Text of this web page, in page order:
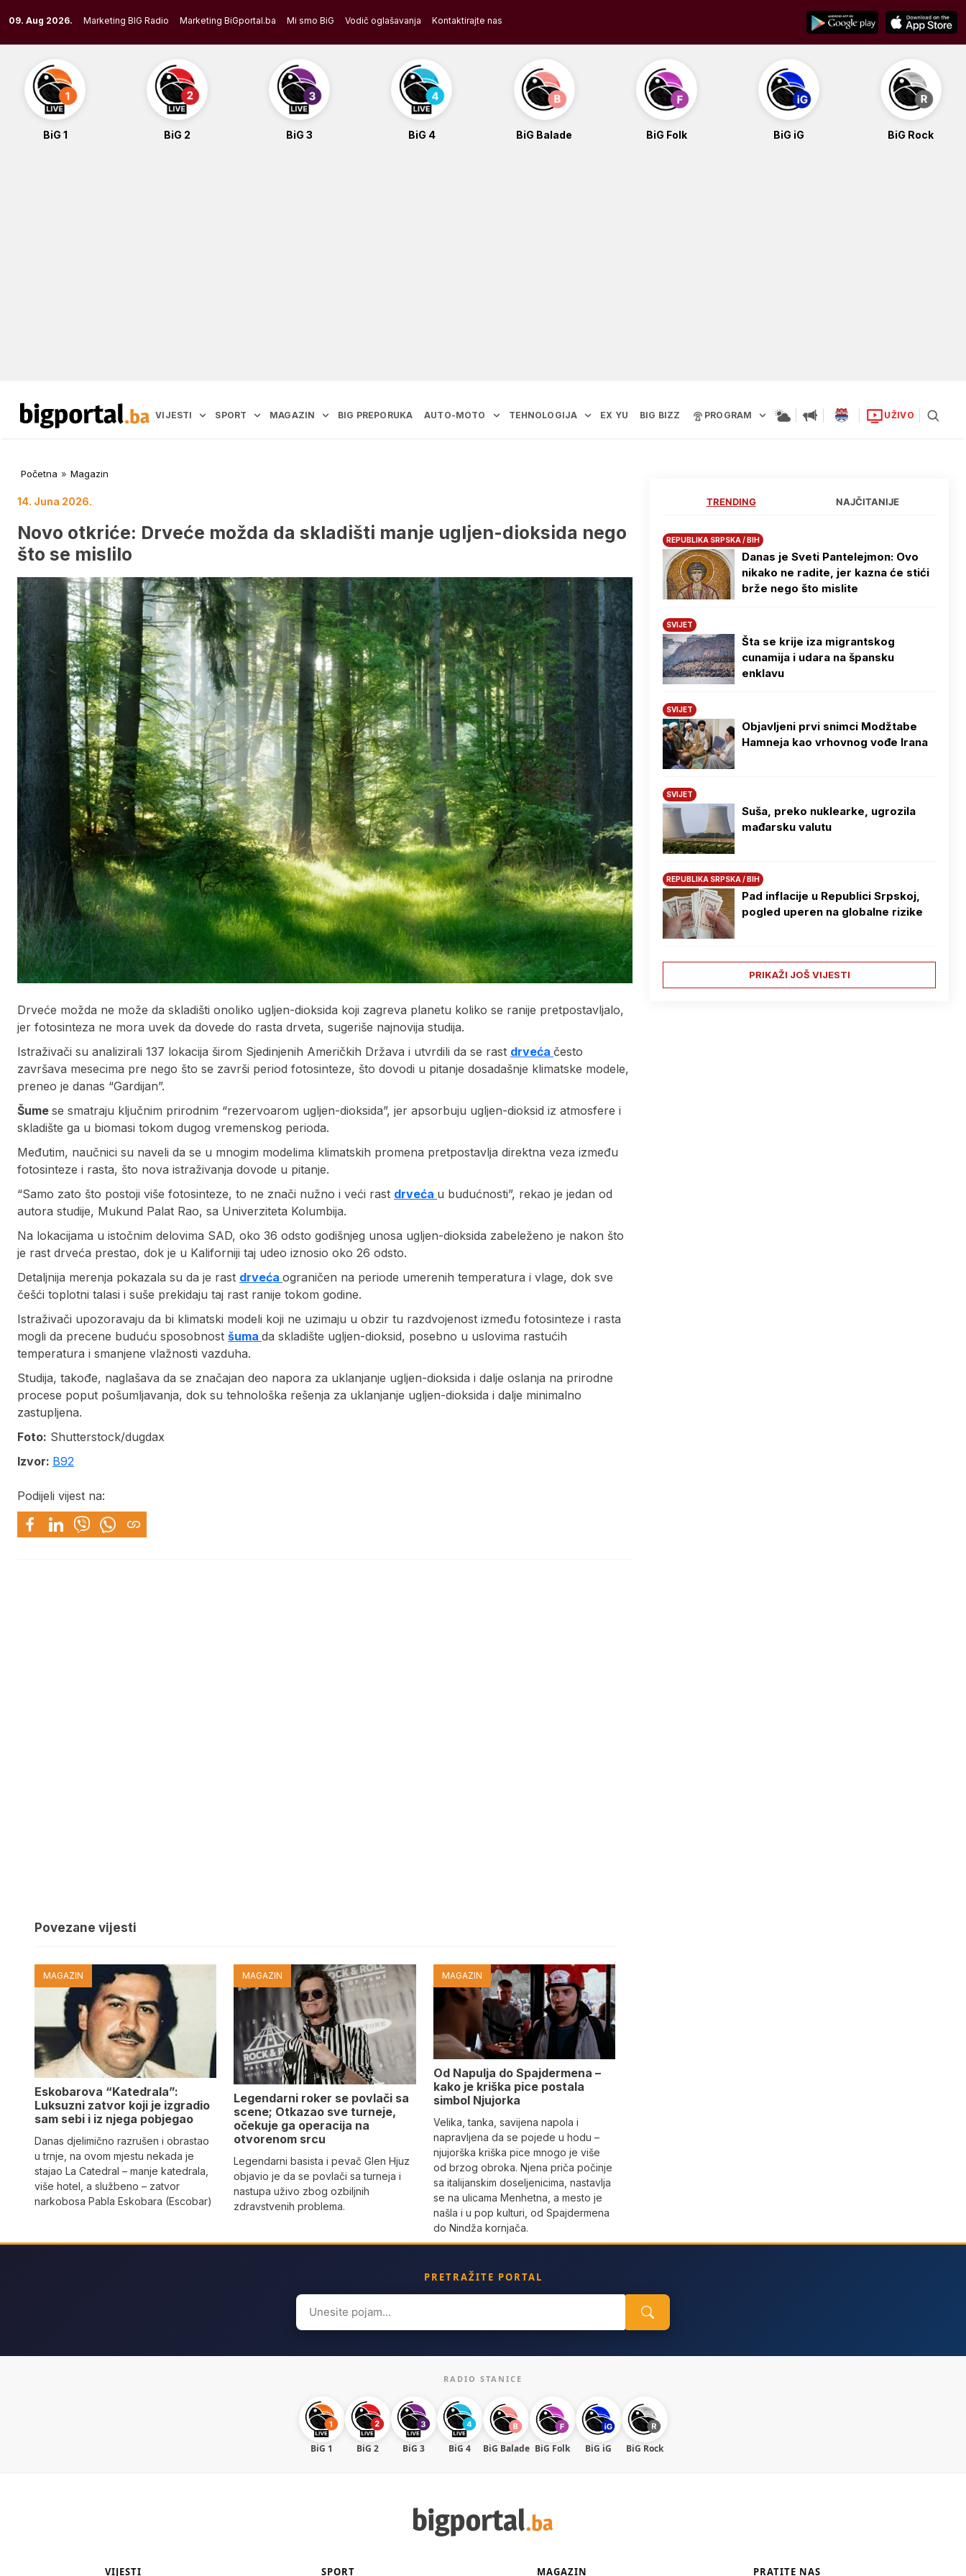
to
content
09. Aug 2026. Marketing BIG Radio Marketing BiGportal.ba Mi smo BiG Vodič oglašavanja Kontaktirajte nas
BiG 1 BiG 2 BiG 3 BiG 4 BiG Balade BiG Folk BiG iG BiG Rock
VIJESTI SPORT MAGAZIN BIG PREPORUKA AUTO-MOTO TEHNOLOGIJA EX YU BIG BIZZ PROGRAM UŽIVO
Početna » Magazin
14. Juna 2026.
Novo otkriće: Drveće možda da skladišti manje ugljen-dioksida nego
što se mislilo
Drveće možda ne može da skladišti onoliko ugljen-dioksida koji zagreva planetu koliko se ranije pretpostavljalo,
jer fotosinteza ne mora uvek da dovede do rasta drveta, sugeriše najnovija studija.
Istraživači su analizirali 137 lokacija širom Sjedinjenih Američkih Država i utvrdili da se rast drveća često
završava mesecima pre nego što se završi period fotosinteze, što dovodi u pitanje dosadašnje klimatske modele,
preneo je danas “Gardijan”.
Šume se smatraju ključnim prirodnim “rezervoarom ugljen-dioksida”, jer apsorbuju ugljen-dioksid iz atmosfere i
skladište ga u biomasi tokom dugog vremenskog perioda.
Međutim, naučnici su naveli da se u mnogim modelima klimatskih promena pretpostavlja direktna veza između
fotosinteze i rasta, što nova istraživanja dovode u pitanje.
“Samo zato što postoji više fotosinteze, to ne znači nužno i veći rast drveća u budućnosti”, rekao je jedan od
autora studije, Mukund Palat Rao, sa Univerziteta Kolumbija.
Na lokacijama u istočnim delovima SAD, oko 36 odsto godišnjeg unosa ugljen-dioksida zabeleženo je nakon što
je rast drveća prestao, dok je u Kaliforniji taj udeo iznosio oko 26 odsto.
Detaljnija merenja pokazala su da je rast drveća ograničen na periode umerenih temperatura i vlage, dok sve
češći toplotni talasi i suše prekidaju taj rast ranije tokom godine.
Istraživači upozoravaju da bi klimatski modeli koji ne uzimaju u obzir tu razdvojenost između fotosinteze i rasta
mogli da precene buduću sposobnost šuma da skladište ugljen-dioksid, posebno u uslovima rastućih
temperatura i smanjene vlažnosti vazduha.
Studija, takođe, naglašava da se značajan deo napora za uklanjanje ugljen-dioksida i dalje oslanja na prirodne
procese poput pošumljavanja, dok su tehnološka rešenja za uklanjanje ugljen-dioksida i dalje minimalno
zastupljena.
Foto: Shutterstock/dugdax
Izvor: B92
Podijeli vijest na:
Povezane vijesti
MAGAZIN
Eskobarova “Katedrala”:
Luksuzni zatvor koji je izgradio
sam sebi i iz njega pobjegao
Danas djelimično razrušen i obrastao
u trnje, na ovom mjestu nekada je
stajao La Catedral – manje katedrala,
više hotel, a službeno – zatvor
narkobosa Pabla Eskobara (Escobar)
MAGAZIN
Legendarni roker se povlači sa
scene; Otkazao sve turneje,
očekuje ga operacija na
otvorenom srcu
Legendarni basista i pevač Glen Hjuz
objavio je da se povlači sa turneja i
nastupa uživo zbog ozbiljnih
zdravstvenih problema.
MAGAZIN
Od Napulja do Spajdermena –
kako je kriška pice postala
simbol Njujorka
Velika, tanka, savijena napola i
napravljena da se pojede u hodu –
njujorška kriška pice mnogo je više
od brzog obroka. Njena priča počinje
sa italijanskim doseljenicima, nastavlja
se na ulicama Menhetna, a mesto je
našla i u pop kulturi, od Spajdermena
do Nindža kornjača.
TRENDING NAJČITANIJE
REPUBLIKA SRPSKA / BIH
Danas je Sveti Pantelejmon: Ovo
nikako ne radite, jer kazna će stići
brže nego što mislite
SVIJET
Šta se krije iza migrantskog
cunamija i udara na špansku
enklavu
SVIJET
Objavljeni prvi snimci Modžtabe
Hamneja kao vrhovnog vođe Irana
SVIJET
Suša, preko nuklearke, ugrozila
mađarsku valutu
REPUBLIKA SRPSKA / BIH
Pad inflacije u Republici Srpskoj,
pogled uperen na globalne rizike
PRIKAŽI JOŠ VIJESTI
PRETRAŽITE PORTAL
Search
for:
RADIO STANICE
BiG 1 BiG 2 BiG 3 BiG 4 BiG Balade BiG Folk BiG iG BiG Rock
VIJESTI SPORT MAGAZIN PRATITE NAS